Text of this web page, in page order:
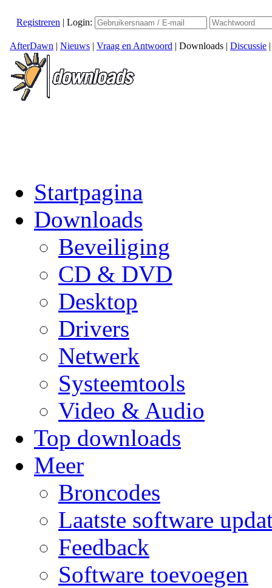
Registreren | Login:
AfterDawn | Nieuws | Vraag en Antwoord | Downloads | Discussie
Startpagina
Downloads
Beveiliging
CD & DVD
Desktop
Drivers
Netwerk
Systeemtools
Video & Audio
Top downloads
Meer
Broncodes
Laatste software
Feedback
Software toevoegen